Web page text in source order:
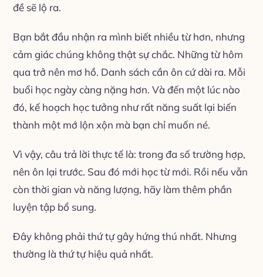
đề sẽ lộ ra.
Bạn bắt đầu nhận ra mình biết nhiều từ hơn, nhưng
cảm giác chúng không thật sự chắc. Những từ hôm
qua trở nên mơ hồ. Danh sách cần ôn cứ dài ra. Mỗi
buổi học ngày càng nặng hơn. Và đến một lúc nào
đó, kế hoạch học tưởng như rất năng suất lại biến
thành một mớ lộn xộn mà bạn chỉ muốn né.
Vì vậy, câu trả lời thực tế là: trong đa số trường hợp,
nên ôn lại trước. Sau đó mới học từ mới. Rồi nếu vẫn
còn thời gian và năng lượng, hãy làm thêm phần
luyện tập bổ sung.
Đây không phải thứ tự gây hứng thú nhất. Nhưng
thường là thứ tự hiệu quả nhất.